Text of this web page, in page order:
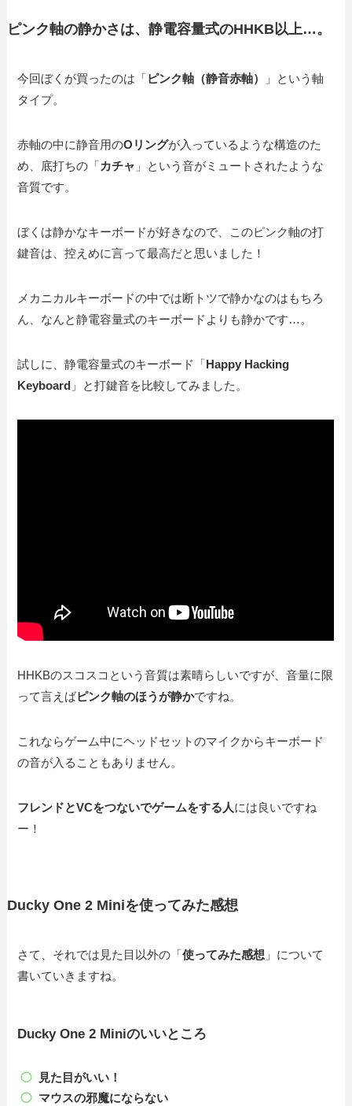
ピンク軸の静かさは、静電容量式のHHKB以上…。
今回ぼくが買ったのは「ピンク軸（静音赤軸）
」という軸
タイプ。
赤軸の中に静音用のOリングが入っているような構造のた
め、底打ちの「カチャ 」という音がミュートされたような
音質です。
ぼくは静かなキーボードが好きなので、このピンク軸の打
鍵音は、控えめに言って最高だと思いました！
メカニカルキーボードの中では断トツで静かなのはもちろ
ん、なんと静電容量式のキーボードよりも静かです…。
試しに、静電容量式のキーボード「Happy Hacking
Keyboard 」と打鍵音を比較してみました。
HHKBのスコスコという音質は素晴らしいですが、音量に限
って言えばピンク軸のほうが静かですね。
これならゲーム中にヘッドセットのマイクからキーボード
の音が入ることもありません。
フレンドとVCをつないでゲームをする人には良いですね
ー！
Ducky One 2 Miniを使ってみた感想
さて、それでは見た目以外の「使ってみた感想 」について
書いていきますね。
Ducky One 2 Miniのいいところ
見た目がいい！
マウスの邪魔にならない